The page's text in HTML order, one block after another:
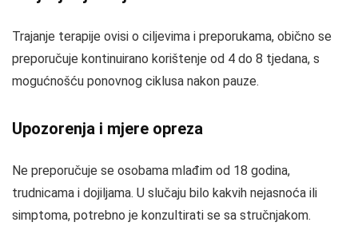
Trajanje terapije ovisi o ciljevima i preporukama, obično se
preporučuje kontinuirano korištenje od 4 do 8 tjedana, s
mogućnošću ponovnog ciklusa nakon pauze.
Upozorenja i mjere opreza
Ne preporučuje se osobama mlađim od 18 godina,
trudnicama i dojiljama. U slučaju bilo kakvih nejasnoća ili
simptoma, potrebno je konzultirati se sa stručnjakom.